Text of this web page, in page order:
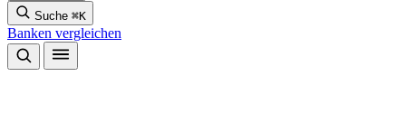
Suche ⌘K
Banken vergleichen